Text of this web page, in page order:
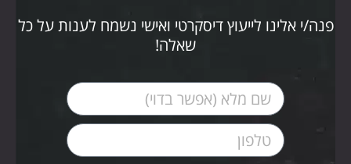
פנה/י אלינו לייעוץ דיסקרטי ואישי נשמח לענות על כל
שאלה!